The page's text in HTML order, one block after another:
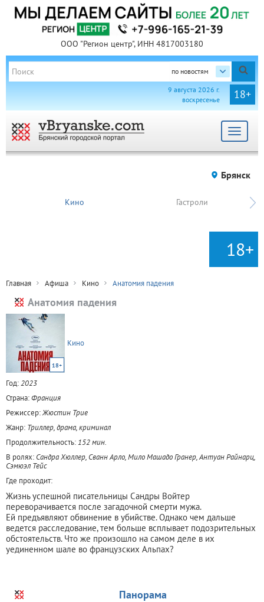
ООО "Регион центр", ИНН 4817003180
по новостям
18+
9 августа 2026 г.
воскресенье
Toggle
Брянск
Кино Гастроли
18+
Главная Афиша Кино Анатомия падения
Анатомия падения
18+
Кино
Год:2023
Страна:Франция
Режиссер:Жюстин Трие
Жанр: Триллер, драма, криминал
Продолжительность: 152 мин.
В ролях: Сандра Хюллер, Сванн Арло, Мило Машадо Гранер, Антуан Райнарц,
Сэмюэл Тейс
Где проходит:
Жизнь успешной писательницы Сандры Войтер
переворачивается после загадочной смерти мужа.
Ей предъявляют обвинение в убийстве. Однако чем дальше
ведется расследование, тем больше всплывает подозрительных
обстоятельств. Что же произошло на самом деле в их
уединенном шале во французских Альпах?
Панорама